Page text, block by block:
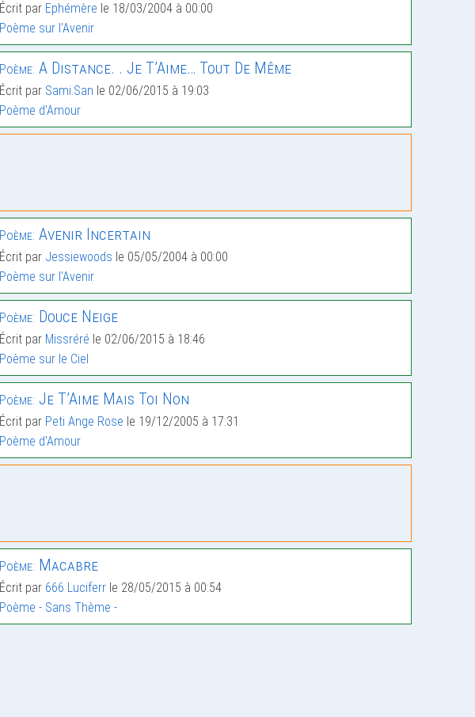
Écrit par Ephémère le 18/03/2004 à 00:00
Poème sur l'Avenir
Poème: A Distance. . Je T’Aime… Tout De Même
Écrit par Sami.San le 02/06/2015 à 19:03
Poème d'Amour
Poème: Avenir Incertain
Écrit par Jessiewoods le 05/05/2004 à 00:00
Poème sur l'Avenir
Poème: Douce Neige
Écrit par Missréré le 02/06/2015 à 18:46
Poème sur le Ciel
Poème: Je T’Aime Mais Toi Non
Écrit par Peti Ange Rose le 19/12/2005 à 17:31
Poème d'Amour
Poème: Macabre
Écrit par 666 Luciferr le 28/05/2015 à 00:54
Poème - Sans Thème -